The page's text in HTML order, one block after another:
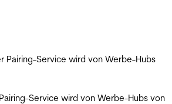
Pairing-Service wird von Werbe-Hubs
Service wird von Werbe-Hubs von